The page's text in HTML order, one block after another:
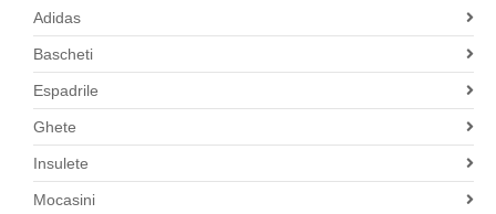
Adidas
Bascheti
Espadrile
Ghete
Insulete
Mocasini